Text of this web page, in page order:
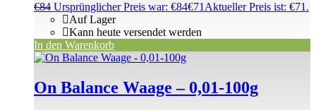
€84 Ursprünglicher Preis war: €84€71 Aktueller Preis ist: €71.
Auf Lager
Kann heute versendet werden
In den Warenkorb
On Balance Waage – 0,01-100g